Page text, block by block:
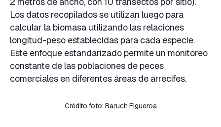
Los datos recopilados se utilizan luego para
calcular la biomasa utilizando las relaciones
longitud-peso establecidas para cada especie.
Este enfoque estandarizado permite un monitoreo
constante de las poblaciones de peces
comerciales en diferentes áreas de arrecifes.
Crédito foto: Baruch Figueroa